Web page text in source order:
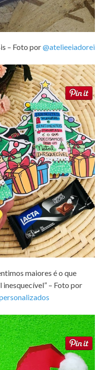
– Foto por@atelieeiadorei
maiores é o que
– Foto por